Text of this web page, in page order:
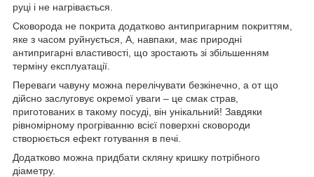
руці і не нагрівається.
Сковорода не покрита додатково антипригарним покриттям,
яке з часом руйнується, А, навпаки, має природні
антипригарні властивості, що зростають зі збільшенням
терміну експлуатації.
Переваги чавуну можна перелічувати безкінечно, а от що
дійсно заслуговує окремої уваги – це смак страв,
приготованих в такому посуді, він унікальний! Завдяки
рівномірному прогріванню всієї поверхні сковороди
створюється ефект готування в печі.
Додатково можна придбати скляну кришку потрібного
діаметру.